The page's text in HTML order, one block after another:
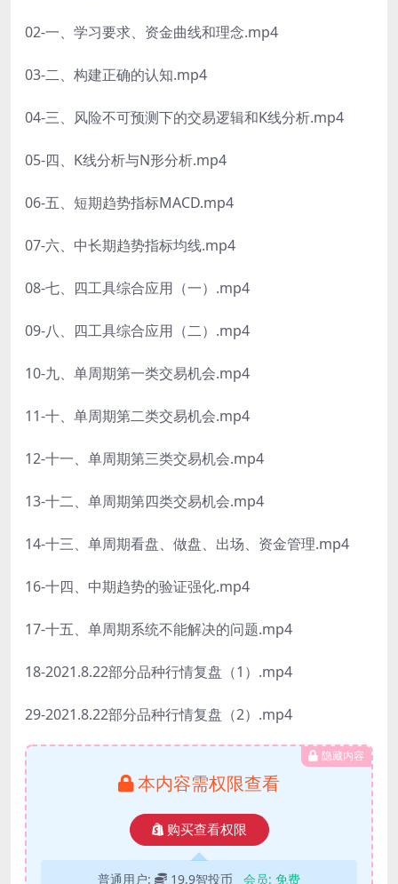
02-一、学习要求、资金曲线和理念.mp4
03-二、构建正确的认知.mp4
04-三、风险不可预测下的交易逻辑和K线分析.mp4
05-四、K线分析与N形分析.mp4
06-五、短期趋势指标MACD.mp4
07-六、中长期趋势指标均线.mp4
08-七、四工具综合应用（一）.mp4
09-八、四工具综合应用（二）.mp4
10-九、单周期第一类交易机会.mp4
11-十、单周期第二类交易机会.mp4
12-十一、单周期第三类交易机会.mp4
13-十二、单周期第四类交易机会.mp4
14-十三、单周期看盘、做盘、出场、资金管理.mp4
16-十四、中期趋势的验证强化.mp4
17-十五、单周期系统不能解决的问题.mp4
18-2021.8.22部分品种行情复盘（1）.mp4
29-2021.8.22部分品种行情复盘（2）.mp4
隐藏内容
本内容需权限查看
购买查看权限
普通用户: 19.9智投币 会员: 免费